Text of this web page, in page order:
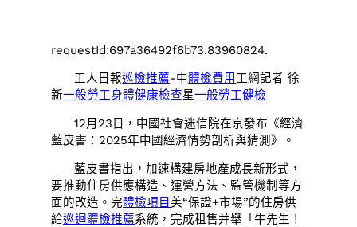
requestId:697a36492f6b73.83960824.
工人日報巡檢推薦-中體檢費用 工網記者 徐
新一般勞工身體健康檢查星一般勞工健檢
12月23日，中國社會迷信院在京發布《經濟
藍皮書：2025年中國經濟情勢剖析與猜測》。
藍皮書指出，加速構建房地產成長新形式，
要推動住房供應構造、運營方法、監管機制等方
面的改造。完體檢項目美“保證+市場”的住房供
給巡迴體檢推薦系統，完成租售并舉「牛先生！